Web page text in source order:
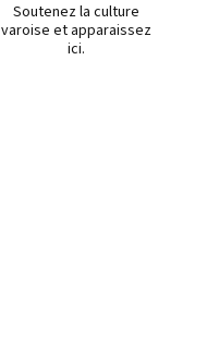
Soutenez la culture
varoise et apparaissez
ici.